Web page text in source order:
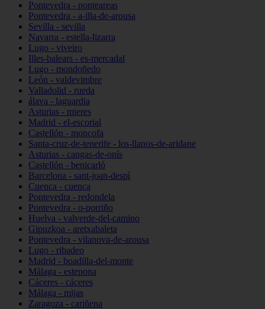
Pontevedra - ponteareas
Pontevedra - a-illa-de-arousa
Sevilla - sevilla
Navarra - estella-lizarra
Lugo - viveiro
Illes-balears - es-mercadal
Lugo - mondoñedo
León - valdevimbre
Valladolid - rueda
álava - laguardia
Asturias - mieres
Madrid - el-escorial
Castellón - moncofa
Santa-cruz-de-tenerife - los-llanos-de-aridane
Asturias - cangas-de-onís
Castellón - benicarló
Barcelona - sant-joan-despí
Cuenca - cuenca
Pontevedra - redondela
Pontevedra - o-porriño
Huelva - valverde-del-camino
Gipuzkoa - aretxabaleta
Pontevedra - vilanova-de-arousa
Lugo - ribadeo
Madrid - boadilla-del-monte
Málaga - estepona
Cáceres - cáceres
Málaga - mijas
Zaragoza - cariñena